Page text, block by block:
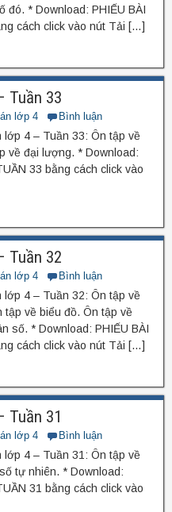
đó. * Download: PHIẾU BÀI
cách click vào nút Tải […]
Tuần 33
lớp 4 Bình luận
lớp 4 – Tuần 33: Ôn tập về
về đại lượng. * Download:
33 bằng cách click vào
Tuần 32
lớp 4 Bình luận
lớp 4 – Tuần 32: Ôn tập về
về biểu đồ. Ôn tập về
số. * Download: PHIẾU BÀI
cách click vào nút Tải […]
Tuần 31
lớp 4 Bình luận
lớp 4 – Tuần 31: Ôn tập về
tự nhiên. * Download:
31 bằng cách click vào